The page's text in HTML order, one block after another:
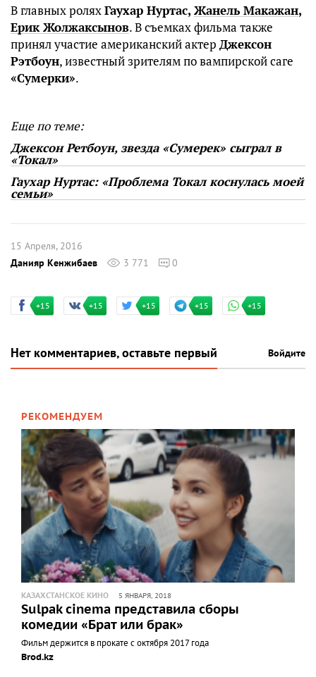
В главных роляхГаухар Нуртас, Жанель Макажан,
Ерик Жолжаксынов. В съемках фильма также
принял участие американский актер Джексон
Рэтбоун, известный зрителям по вампирской саге
«Сумерки».
Еще по теме:
Джексон Ретбоун, звезда «Сумерек» сыграл в
«Токал»
Гаухар Нуртас: «Проблема Токал коснулась моей
семьи»
15 Апреля, 2016
Данияр Кенжибаев
3 771 0
+15 +15 +15 +15 +15
Нет комментариев, оставьте первый Войдите
РЕКОМЕНДУЕМ
КАЗАХСТАНСКОЕ КИНО 5 ЯНВАРЯ, 2018
Sulpak cinema представила сборы
комедии «Брат или брак»
Фильм держится в прокате с октября 2017 года
Brod.kz